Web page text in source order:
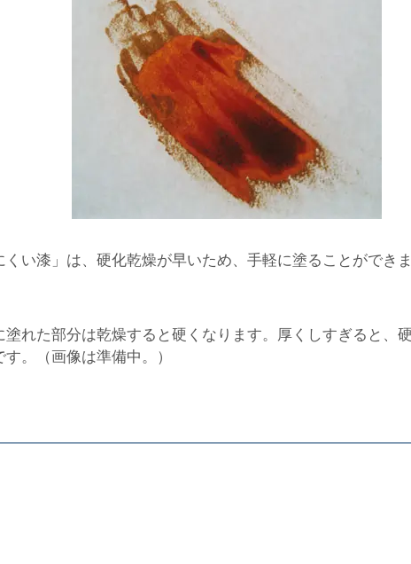
い漆」は、硬化乾燥が早いため、手軽に塗ることができ
塗れた部分は乾燥すると硬くなります。厚くしすぎると、
。（画像は準備中。）